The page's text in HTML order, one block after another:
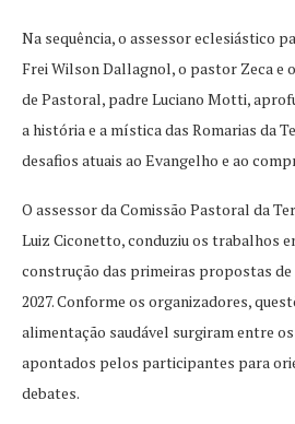
Na sequência, o assessor eclesiástico
Frei Wilson Dallagnol, o pastor Zeca e
de Pastoral, padre Luciano Motti,
a história e a mística das Romarias da
desafios atuais ao Evangelho e ao
O assessor da Comissão Pastoral da
Luiz Ciconetto, conduziu os trabalhos
construção das primeiras propostas de
2027. Conforme os organizadores,
alimentação saudável surgiram entre
apontados pelos participantes para
debates.